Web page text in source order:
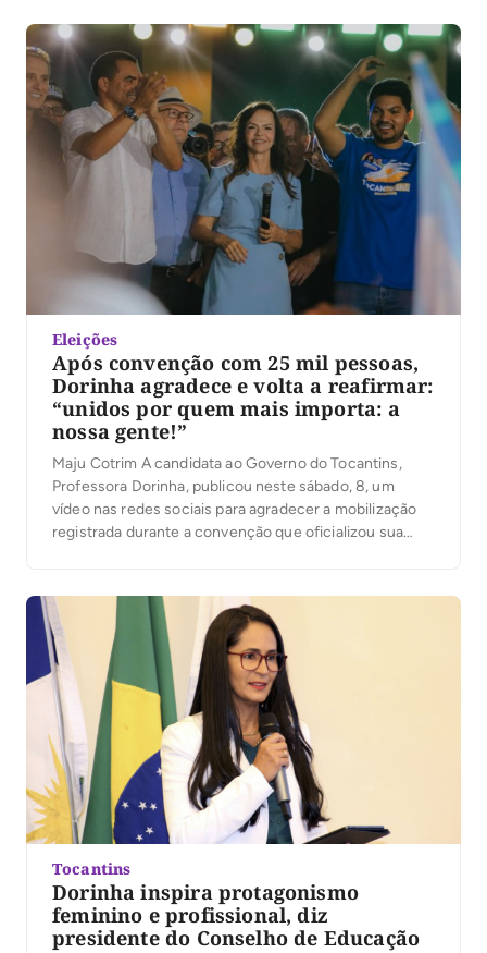
o evento reuniu jovens de Palmas em torno de […]
Eleições
Após convenção com 25 mil pessoas,
Dorinha agradece e volta a reafirmar:
“unidos por quem mais importa: a
nossa gente!”
Maju Cotrim A candidata ao Governo do Tocantins,
Professora Dorinha, publicou neste sábado, 8, um
vídeo nas redes sociais para agradecer a mobilização
registrada durante a convenção que oficializou sua
destacou a presença das caravanas, lideranças e
apoiadores que participaram […]
Tocantins
Dorinha inspira protagonismo
feminino e profissional, diz
presidente do Conselho de Educação